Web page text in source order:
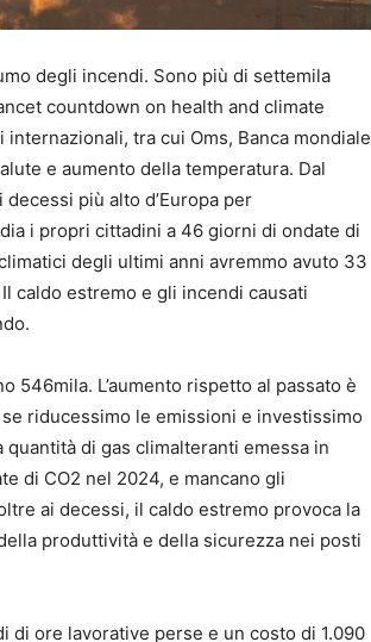
degli incendi. Sono più di settemila
countdown on health and climate
tra cui Oms, Banca mondiale
e aumento della temperatura. Dal
più alto d’Europa per
i propri cittadini a 46 giorni di ondate di
degli ultimi anni avremmo avuto 33
caldo estremo e gli incendi causati
546mila. L’aumento rispetto al passato è
riducessimo le emissioni e investissimo
di gas climalteranti emessa in
di CO2 nel 2024, e mancano gli
ai decessi, il caldo estremo provoca la
produttività e della sicurezza nei posti
di ore lavorative perse e un costo di 1.090